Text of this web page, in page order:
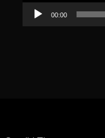
00:00